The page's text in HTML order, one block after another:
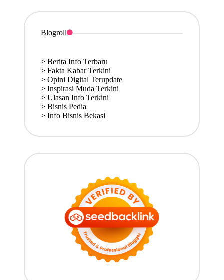
Blogroll
> Berita Info Terbaru
> Fakta Kabar Terkini
> Opini Digital Terupdate
> Inspirasi Muda Terkini
> Ulasan Info Terkini
> Bisnis Pedia
> Info Bisnis Bekasi